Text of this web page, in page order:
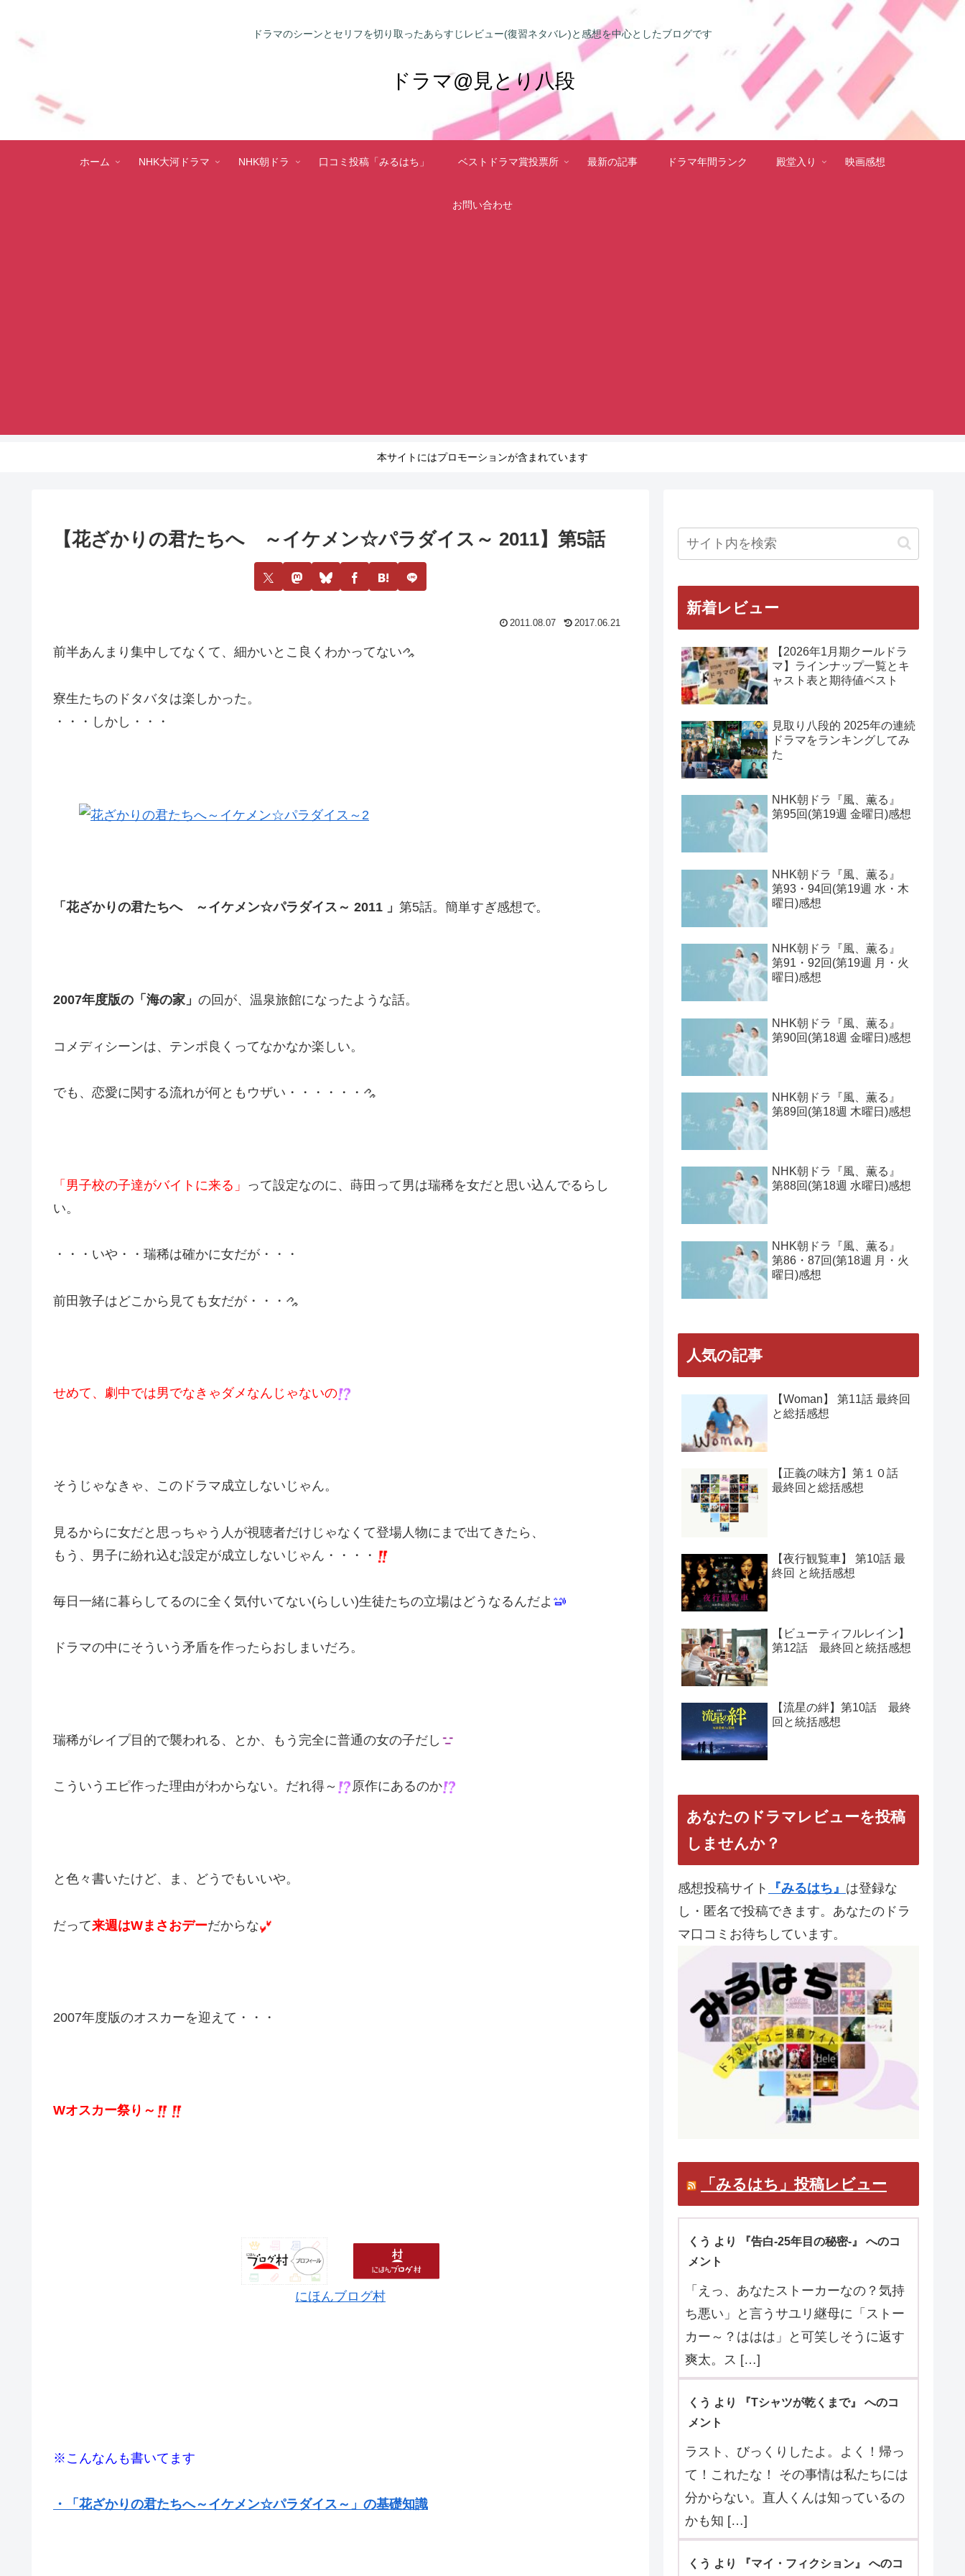
ドラマのシーンとセリフを切り取ったあらすじレビュー(復習ネタバレ)と感想を中心としたブログです
ドラマ@見とり八段
ホーム NHK大河ドラマ NHK朝ドラ 口コミ投稿「みるはち」 ベストドラマ賞投票所 最新の記事 ドラマ年間ランク 殿堂入り 映画感想
お問い合わせ
本サイトにはプロモーションが含まれています
【花ざかりの君たちへ ～イケメン☆パラダイス～ 2011】第5話
2011.08.07 2017.06.21
前半あんまり集中してなくて、細かいとこ良くわかってない
寮生たちのドタバタは楽しかった。
・・・しかし・・・
「花ざかりの君たちへ ～イケメン☆パラダイス～ 2011 」 第5話。簡単すぎ感想で。
2007年度版の「海の家」 の回が、温泉旅館になったような話。
コメディシーンは、テンポ良くってなかなか楽しい。
でも、恋愛に関する流れが何ともウザい・・・・・・
「男子校の子達がバイトに来る」 って設定なのに、蒔田って男は瑞稀を女だと思い込んでるらし
い。
・・・いや・・瑞稀は確かに女だが・・・
前田敦子はどこから見ても女だが・・・
せめて、劇中では男でなきゃダメなんじゃないの
そうじゃなきゃ、このドラマ成立しないじゃん。
見るからに女だと思っちゃう人が視聴者だけじゃなくて登場人物にまで出てきたら、
もう、男子に紛れ込む設定が成立しないじゃん・・・・
毎日一緒に暮らしてるのに全く気付いてない(らしい)生徒たちの立場はどうなるんだよ
ドラマの中にそういう矛盾を作ったらおしまいだろ。
瑞稀がレイプ目的で襲われる、とか、もう完全に普通の女の子だし
こういうエピ作った理由がわからない。だれ得～ 原作にあるのか
と色々書いたけど、ま、どうでもいいや。
だって来週はWまさおデーだからな
2007年度版のオスカーを迎えて・・・
Wオスカー祭り～
にほんブログ村
※こんなんも書いてます
・「花ざかりの君たちへ～イケメン☆パラダイス～」の基礎知識
新着レビュー
【2026年1月期クールドラ
マ】ラインナップ一覧とキ
ャスト表と期待値ベスト
見取り八段的 2025年の連続
ドラマをランキングしてみ
た
NHK朝ドラ『風、薫る』
第95回(第19週 金曜日)感想
NHK朝ドラ『風、薫る』
第93・94回(第19週 水・木
曜日)感想
NHK朝ドラ『風、薫る』
第91・92回(第19週 月・火
曜日)感想
NHK朝ドラ『風、薫る』
第90回(第18週 金曜日)感想
NHK朝ドラ『風、薫る』
第89回(第18週 木曜日)感想
NHK朝ドラ『風、薫る』
第88回(第18週 水曜日)感想
NHK朝ドラ『風、薫る』
第86・87回(第18週 月・火
曜日)感想
人気の記事
【Woman】 第11話 最終回
と総括感想
【正義の味方】第１０話
最終回と総括感想
【夜行観覧車】 第10話 最
終回 と統括感想
【ビューティフルレイン】
第12話 最終回と統括感想
【流星の絆】第10話 最終
回と統括感想
あなたのドラマレビューを投稿
しませんか？
感想投稿サイト 『みるはち』 は登録な
し・匿名で投稿できます。あなたのドラ
マ口コミお待ちしています。
「みるはち」投稿レビュー
くう より 『告白-25年目の秘密-』 へのコ
メント
「えっ、あなたストーカーなの？気持
ち悪い」と言うサユリ継母に「ストー
カー～？ははは」と可笑しそうに返す
爽太。ス […]
くう より 『Tシャツが乾くまで』 へのコ
メント
ラスト、びっくりしたよ。よく！帰っ
て！これたな！ その事情は私たちには
分からない。直人くんは知っているの
かも知 […]
くう より 『マイ・フィクション』 へのコ